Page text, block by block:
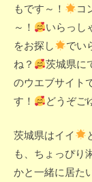
もです～！
コ
～！
いらっし
をお探し
でい
ね？
茨城県に
のウエブサイト
す！
どうぞご
茨城県はイイ
も、ちょっぴり
かと一緒に居た